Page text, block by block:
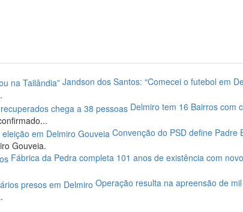
Jandson dos Santos: “Comecei o futebol em
Delmiro tem 16 Bairros com
Convenção do PSD define Padre
Gouveia.
Fábrica da Pedra completa 101 anos de existência com
Operação resulta na apreensão de